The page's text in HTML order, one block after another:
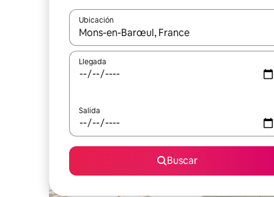
Ubicación
Cuando los resultados estén disponibles, podrás
Llegada
Salida
Buscar